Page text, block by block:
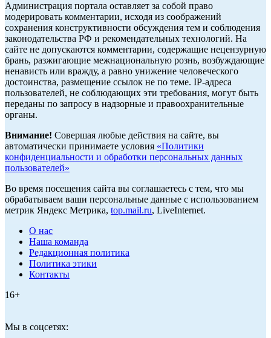
Администрация портала оставляет за собой право
модерировать комментарии, исходя из соображений
сохранения конструктивности обсуждения тем и соблюдения
законодательства РФ и рекомендательных технологий. На
сайте не допускаются комментарии, содержащие нецензурную
брань, разжигающие межнациональную рознь, возбуждающие
ненависть или вражду, а равно унижение человеческого
достоинства, размещение ссылок не по теме. IP-адреса
пользователей, не соблюдающих эти требования, могут быть
переданы по запросу в надзорные и правоохранительные
органы.
Внимание! Совершая любые действия на сайте, вы
автоматически принимаете условия «Политики
конфиденциальности и обработки персональных данных
пользователей»
Во время посещения сайта вы соглашаетесь с тем, что мы
обрабатываем ваши персональные данные с использованием
метрик Яндекс Метрика, top.mail.ru, LiveInternet.
О нас
Наша команда
Редакционная политика
Политика этики
Контакты
16+
Мы в соцсетях: